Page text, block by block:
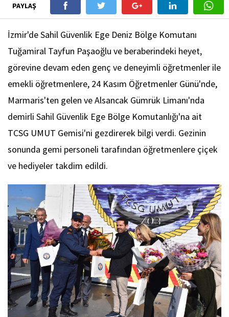
PAYLAŞ
İzmir'de Sahil Güvenlik Ege Deniz Bölge Komutanı
Tuğamiral Tayfun Paşaoğlu ve beraberindeki heyet,
görevine devam eden genç ve deneyimli öğretmenler ile
emekli öğretmenlere, 24 Kasım Öğretmenler Günü'nde,
Marmaris'ten gelen ve Alsancak Gümrük Limanı'nda
demirli Sahil Güvenlik Ege Bölge Komutanlığı'na ait
TCSG UMUT Gemisi'ni gezdirerek bilgi verdi. Gezinin
sonunda gemi personeli tarafından öğretmenlere çiçek
ve hediyeler takdim edildi.